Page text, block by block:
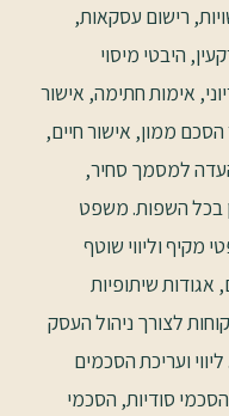
רישום עסקאות,
היבטי מיסוי
אימות חתימה, אישור
ממון, אישור חיים,
העדה למסמך סחיר,
בכל השפות. משפט
מקיף וליווי שוטף
שיתופיות
לצורך ניהול העסק
ועריכת הסכמים
סודיות, הסכמי